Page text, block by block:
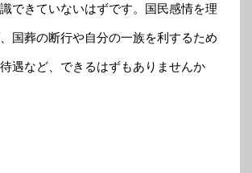
できていないはずです。国民感情を理
国葬の断行や自分の一族を利するため
遇など、できるはずもありませんか